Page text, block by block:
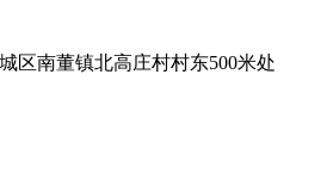
区南董镇北高庄村村东500米处